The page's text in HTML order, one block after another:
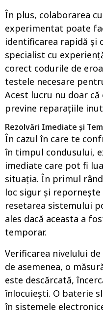
În plus, colaborarea
experimentat poate
identificarea rapidă și
specialist cu
corect codurile de
testele necesare
Acest lucru nu doar
previne reparațiile
Rezolvări Imediate și
În cazul în care te
în timpul condusului,
imediate care pot fi
situația. În primul
loc sigur și
resetarea sistemului
ales dacă aceasta a
temporar.
Verificarea nivelului
de asemenea, o
este descărcată,
înlocuiești. O baterie
în sistemele